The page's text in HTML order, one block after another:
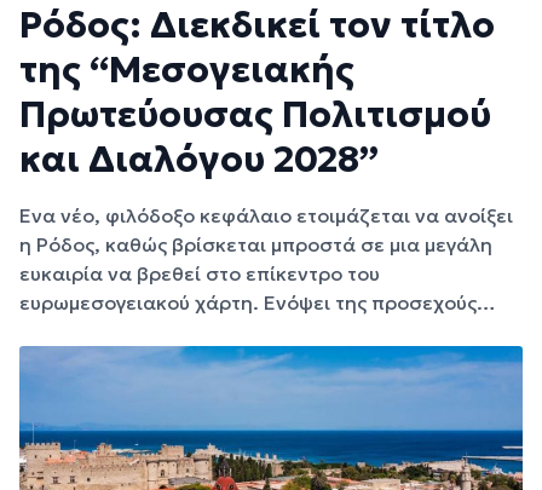
Ρόδος: Διεκδικεί τον τίτλο
της “Μεσογειακής
Πρωτεύουσας Πολιτισμού
και Διαλόγου 2028”
Ενα νέο, φιλόδοξο κεφάλαιο ετοιμάζεται να ανοίξει
η Ρόδος, καθώς βρίσκεται μπροστά σε μια μεγάλη
ευκαιρία να βρεθεί στο επίκεντρο του
ευρωμεσογειακού χάρτη. Ενόψει της προσεχούς…